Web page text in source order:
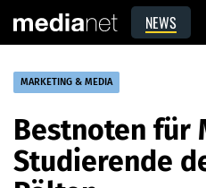
NEWS
MARKETING & MEDIA
Bestnoten für
Studierende